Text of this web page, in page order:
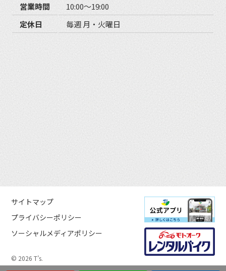
営業時間
10:00〜19:00
定休日
毎週 月・火曜日
サイトマップ
プライバシーポリシー
ソーシャルメディアポリシー
© 2026 T’s.